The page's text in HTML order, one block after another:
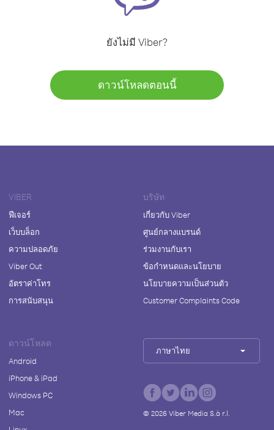
ยังไม่มี Viber?
ดาวน์โหลดตอนนี้
VIBER
ฟีเจอร์
เว็บบล็อก
ความปลอดภัย
Viber Out
อัตราค่าโทร
การสนับสนุน
บริษัท
เกี่ยวกับ Viber
ศูนย์กลางแบรนด์
ร่วมงานกับเรา
ข้อกำหนดและนโยบาย
นโยบายความเป็นส่วนตัว
Customer Complaints Code
ดาวน์โหลด
Android
iPhone & iPad
Windows PC
Mac
ภาษาไทย
© 2026Viber Media S.à r.l.